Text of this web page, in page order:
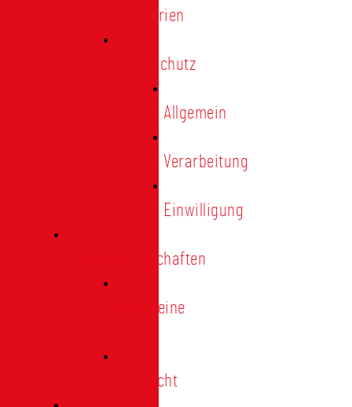
Regularien
Datenschutz
Allgemein
Verarbeitung
Einwilligung
Tischgemeinschaften
Allgemeine
Übersicht